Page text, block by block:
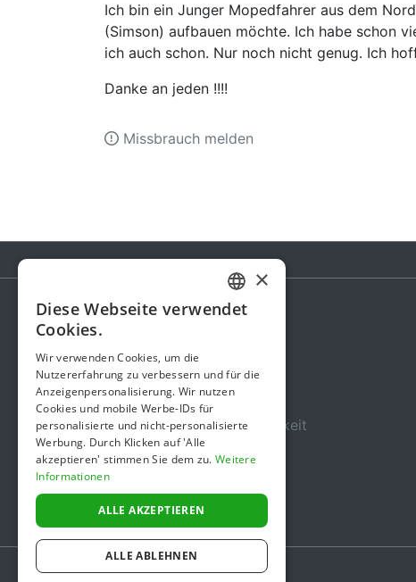
Ich bin ein Junger Mopedfahrer aus dem
(Simson) aufbauen möchte. Ich habe schon
ich auch schon. Nur noch nicht genug. Ich
Danke an jeden !!!!
Missbrauch melden
Gebühren
Über uns
Sicherheit und Zuverlässigkeit
Nutzungsbedingungen
Datenschutz
Impressum
GERMAN
×
Diese Webseite verwendet
Cookies.
Wir verwenden Cookies, um die
Nutzererfahrung zu verbessern und für die
Anzeigenpersonalisierung. Wir nutzen
Cookies und mobile Werbe-IDs für
personalisierte und nicht-personalisierte
Werbung. Durch Klicken auf 'Alle
akzeptieren' stimmen Sie dem zu. Weitere
Informationen
ALLE AKZEPTIEREN
ALLE ABLEHNEN